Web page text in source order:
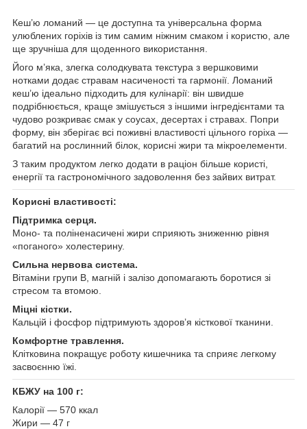
Кеш’ю ломаний — це доступна та універсальна форма
улюблених горіхів із тим самим ніжним смаком і користю, але
ще зручніша для щоденного використання.
Його м’яка, злегка солодкувата текстура з вершковими
нотками додає стравам насиченості та гармонії. Ломаний
кеш’ю ідеально підходить для кулінарії: він швидше
подрібнюється, краще змішується з іншими інгредієнтами та
чудово розкриває смак у соусах, десертах і стравах. Попри
форму, він зберігає всі поживні властивості цільного горіха —
багатий на рослинний білок, корисні жири та мікроелементи.
З таким продуктом легко додати в раціон більше користі,
енергії та гастрономічного задоволення без зайвих витрат.
Корисні властивості:
Підтримка серця.
Моно- та поліненасичені жири сприяють зниженню рівня
«поганого» холестерину.
Сильна нервова система.
Вітаміни групи B, магній і залізо допомагають боротися зі
стресом та втомою.
Міцні кістки.
Кальцій і фосфор підтримують здоров’я кісткової тканини.
Комфортне травлення.
Клітковина покращує роботу кишечника та сприяє легкому
засвоєнню їжі.
КБЖУ на 100 г:
Калорії — 570 ккал
Жири — 47 г